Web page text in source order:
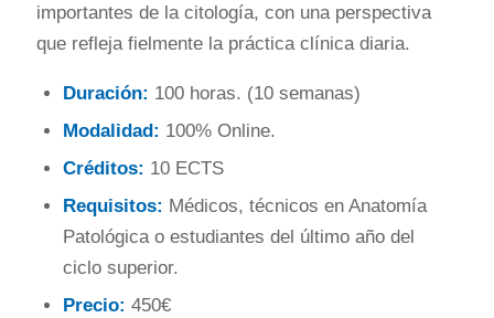
importantes de la citología, con una perspectiva
que refleja fielmente la práctica clínica diaria.
Duración: 100 horas. (10 semanas)
Modalidad: 100% Online.
Créditos: 10 ECTS
Requisitos: Médicos, técnicos en Anatomía
Patológica o estudiantes del último año del
ciclo superior.
Precio: 450€